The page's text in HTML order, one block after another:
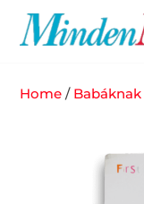
content
Home / Babáknak